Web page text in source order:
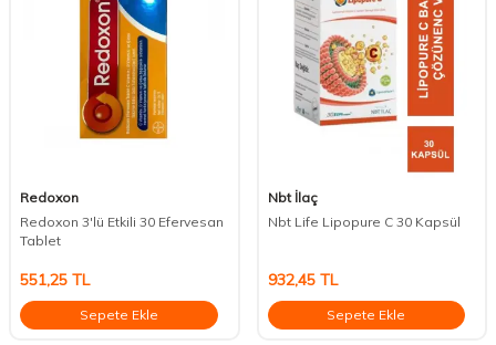
Redoxon
Redoxon 3'lü Etkili 30 Efervesan
Tablet
551,25 TL
Sepete Ekle
Nbt İlaç
Nbt Life Lipopure C 30 Kapsül
932,45TL
Sepete Ekle